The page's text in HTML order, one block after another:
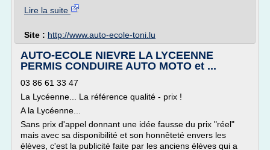
Lire la suite
Site : http://www.auto-ecole-toni.lu
AUTO-ECOLE NIEVRE LA LYCEENNE
PERMIS CONDUIRE AUTO MOTO et ...
03 86 61 33 47
La Lycéenne... La référence qualité - prix !
A la Lycéenne...
Sans prix d'appel donnant une idée fausse du prix "réel"
mais avec sa disponibilité et son honnêteté envers les
élèves, c'est la publicité faite par les anciens élèves qui a